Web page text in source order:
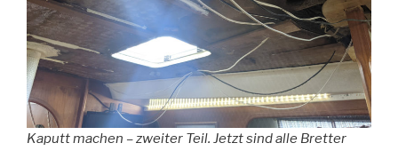
Kaputt machen – zweiter Teil. Jetzt sind alle Bretter